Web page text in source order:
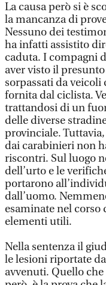
La causa però si è
la mancanza di
Nessuno dei
ha infatti assistito
caduta. I compagni
aver visto il
sorpassati da
fornita dal ciclista.
trattandosi di un
delle diverse
provinciale.
dai carabinieri non
riscontri. Sul luogo
dell’urto e le
portarono
dall’uomo.
esaminate nel
elementi utili.
Nella sentenza il
le lesioni riportate
avvenuti. Quello